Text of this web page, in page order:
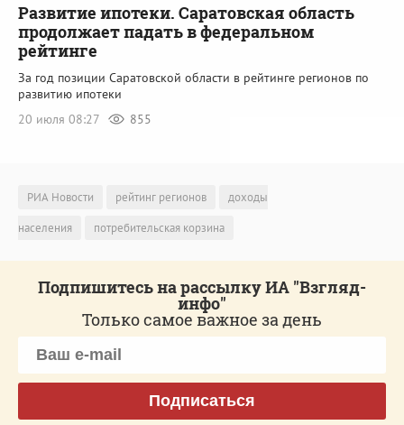
Развитие ипотеки. Саратовская область
продолжает падать в федеральном
рейтинге
За год позиции Саратовской области в рейтинге регионов по
развитию ипотеки
20 июля 08:27
855
РИА Новости рейтинг регионов
доходы
населения
потребительская корзина
Подпишитесь на рассылку ИА "Взгляд-
инфо"
Только самое важное за день
Подписаться